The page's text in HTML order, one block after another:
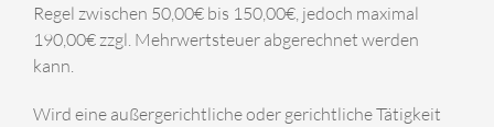
Regel zwischen 50,00€ bis 150,00€, jedoch maximal
190,00€ zzgl. Mehrwertsteuer abgerechnet werden
kann.
Wird eine außergerichtliche oder gerichtliche Tätigkeit